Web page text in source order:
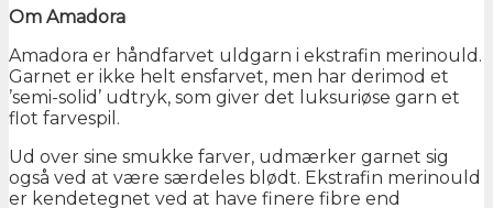
Om Amadora
Amadora er håndfarvet uldgarn i ekstrafin merinould.
Garnet er ikke helt ensfarvet, men har derimod et
’semi-solid’ udtryk, som giver det luksuriøse garn et
flot farvespil.
Ud over sine smukke farver, udmærker garnet sig
også ved at være særdeles blødt. Ekstrafin merinould
er kendetegnet ved at have finere fibre end